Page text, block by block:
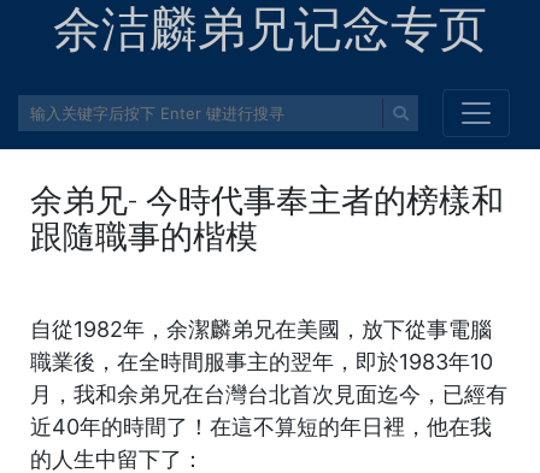
余洁麟弟兄记念专页
余弟兄- 今時代事奉主者的榜樣和
跟隨職事的楷模
自從1982年，余潔麟弟兄在美國，放下從事電腦
職業後，在全時間服事主的翌年，即於1983年10
月，我和余弟兄在台灣台北首次見面迄今，已經有
近40年的時間了！在這不算短的年日裡，他在我
的人生中留下了：